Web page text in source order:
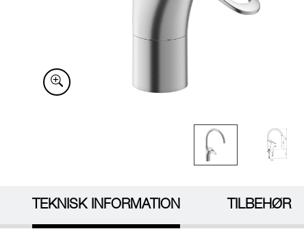
TEKNISK INFORMATION TILBEHØR